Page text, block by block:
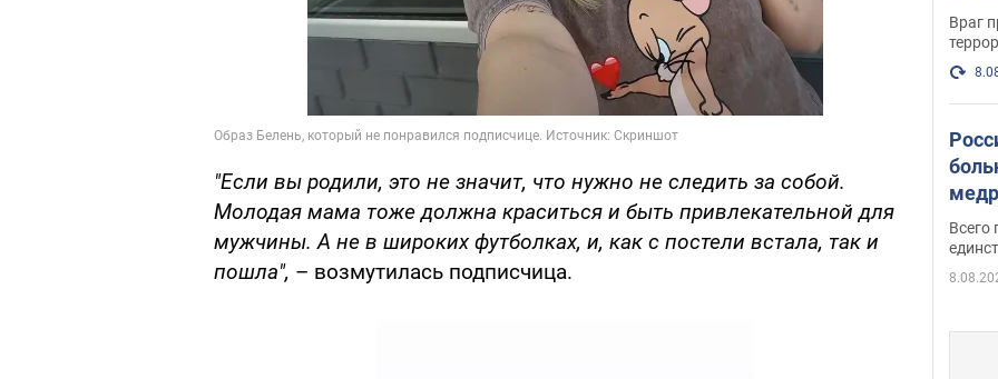
"Если вы родили, это не значит, что нужно не следить за собой.
Молодая мама тоже должна краситься и быть привлекательной для
мужчины. А не в широких футболках, и, как с постели встала, так и
пошла", – возмутилась подписчица.
Враг
Всего